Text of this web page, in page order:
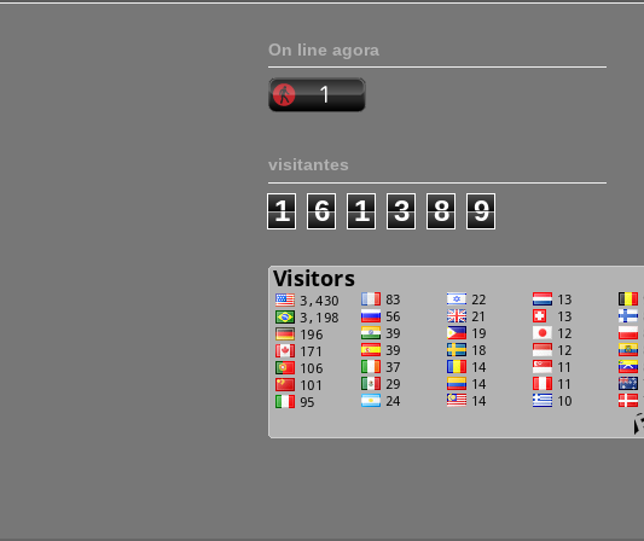
On line agora
visitantes
1 6 1 3 8 9